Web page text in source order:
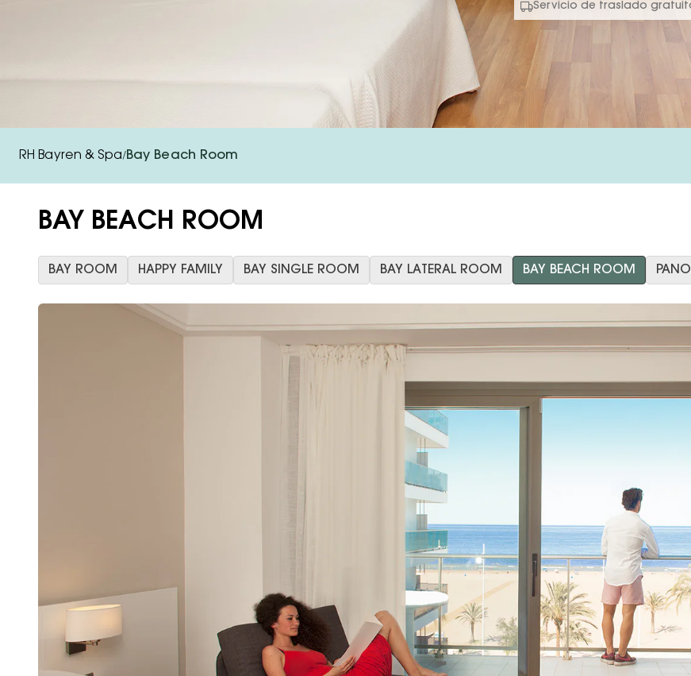
Servicio de traslado
RH Bayren & Spa/Bay Beach Room
BAY BEACH ROOM
BAY ROOM HAPPY FAMILY BAY SINGLE ROOM BAY LATERAL ROOM BAY BEACH ROOM